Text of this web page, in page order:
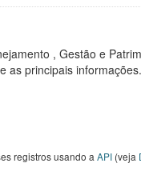
, Gestão e
as principais
registros usando a API (veja